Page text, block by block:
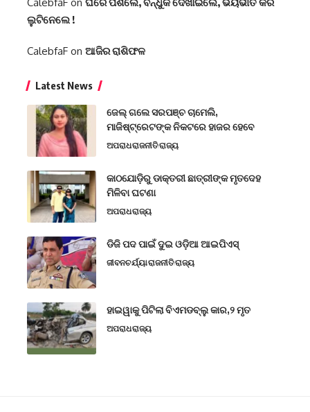
CalebfaF on
ଲୁଟିନେଲେ !
CalebfaF on ଆଜିର ରାଶିଫଳ
Latest News
ଜେଲ୍ ଗଲେ ସରପଞ୍ଚ ଚାମେଲି,
ମାଜିଷ୍ଟ୍ରେଟଙ୍କ ନିକଟରେ ହାଜର ହେବେ
ଅପରାଧରାଜନୀତିରାଜ୍ୟ
କାଠଯୋଡ଼ିରୁ ଡାକ୍ତରୀ ଛାତ୍ରୀଙ୍କ ମୃତଦେହ
ମିଳିବା ଘଟଣା
ଅପରାଧରାଜ୍ୟ
ଡିଜି ପଦ ପାଇଁ ଦୁଇ ଓଡ଼ିଆ ଆଇପିଏସ୍
ଜୀବନଚର୍ଯ୍ୟାରାଜନୀତିରାଜ୍ୟ
ହାଇୱାକୁ ପିଟିଲା ବିଏମଡବ୍ଲୁ କାର,୨ ମୃତ
ଅପରାଧରାଜ୍ୟ